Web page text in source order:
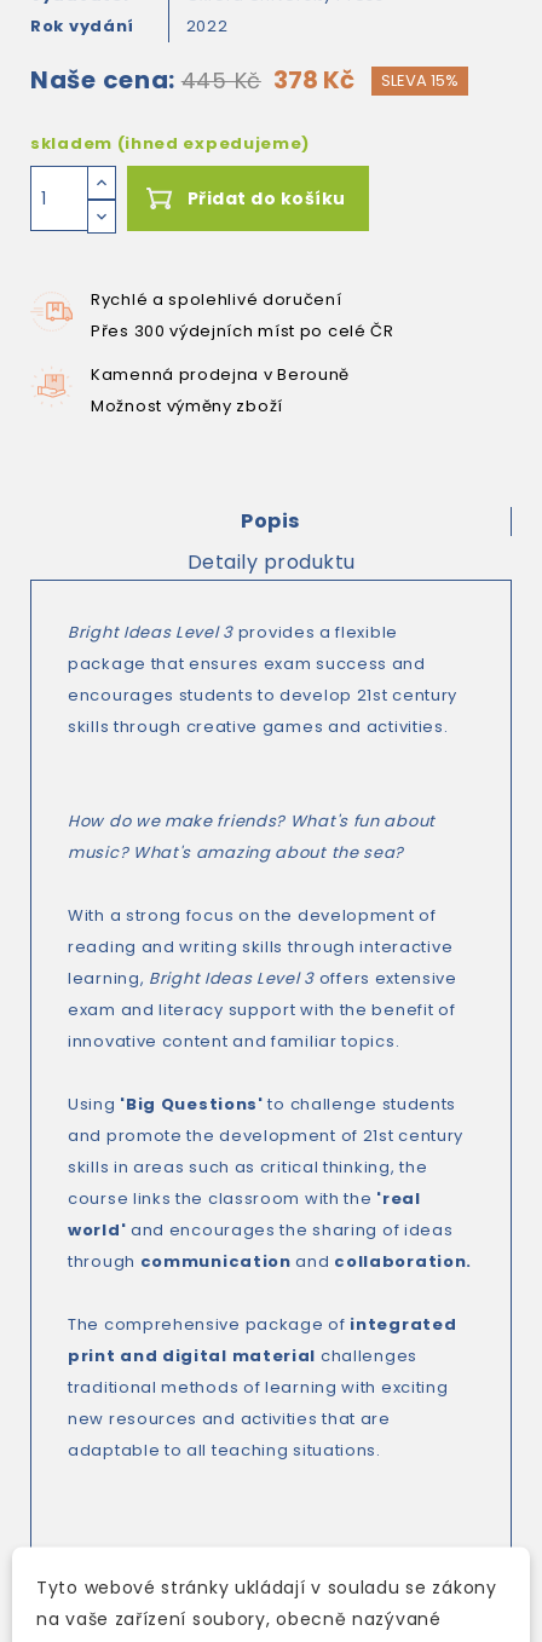
Rok vydání
2022
Naše cena: 445 Kč 378 Kč SLEVA 15%
skladem (ihned expedujeme)
Přidat do košíku
Rychlé a spolehlivé doručení
Přes 300 výdejních míst po celé ČR
Kamenná prodejna v Berouně
Možnost výměny zboží
Popis
Detaily produktu
Bright Ideas Level 3 provides a flexible
package that ensures exam success and
encourages students to develop 21st century
skills through creative games and activities.
How do we make friends? What's fun about
music? What's amazing about the sea?
With a strong focus on the development of
reading and writing skills through interactive
learning, Bright Ideas Level 3 offers extensive
exam and literacy support with the benefit of
innovative content and familiar topics.
Using 'Big Questions' to challenge students
and promote the development of 21st century
skills in areas such as critical thinking, the
course links the classroom with the 'real
world' and encourages the sharing of ideas
through communication and collaboration.
The comprehensive package of integrated
print and digital material challenges
traditional methods of learning with exciting
new resources and activities that are
adaptable to all teaching situations.
Key features
*Activity Book provides carefully scaffolded
Tyto webové stránky ukládají v souladu se zákony
na vaše zařízení soubory, obecně nazývané